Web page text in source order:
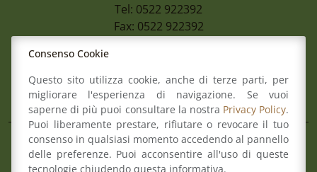
Tel: 0522 922392
Fax: 0522 922392
Mail:info@ordineforense.re.it
Pec:ord.reggioemilia@cert.legalmail.it
L’Ordine
Composizione del Consiglio
Commissioni
Consenso Cookie
Questo sito utilizza cookie, anche di terze parti, per
migliorare l'esperienza di navigazione. Se vuoi
saperne di più puoi consultare la nostra Privacy Policy.
Puoi liberamente prestare, rifiutare o revocare il tuo
consenso in qualsiasi momento accedendo al pannello
delle preferenze. Puoi acconsentire all'uso di queste
tecnologie chiudendo questa informativa.